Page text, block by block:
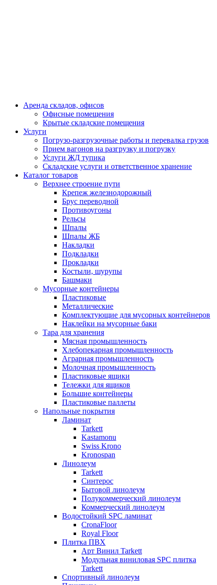
Аренда складов, офисов
Офисные помещения
Крытые складские помещения
Услуги
Погрузо-разгрузочные работы и перевалка грузов
Прием вагонов на разгрузку и погрузку
Услуги ЖД тупика
Складские услуги и ответственное хранение
Каталог товаров
Верхнее строение пути
Крепеж железнодорожный
Брус переводной
Противоугоны
Рельсы
Шпалы
Шпалы ЖБ
Накладки
Подкладки
Прокладки
Костыли, шурупы
Башмаки
Мусорные контейнеры
Пластиковые
Металлические
Комплектующие для мусорных контейнеров
Наклейки на мусорные баки
Тара для хранения
Мясная промышленность
Хлебопекарная промышленность
Аграрная промышленность
Молочная промышленность
Пластиковые ящики
Тележки для ящиков
Большие контейнеры
Пластиковые паллеты
Напольные покрытия
Ламинат
Tarkett
Kastamonu
Swiss Krono
Kronospan
Линолеум
Tarkett
Синтерос
Бытовой линолеум
Полукоммерческий линолеум
Коммерческий линолеум
Водостойкий SPC ламинат
CronaFloor
Royal Floor
Плитка ПВХ
Арт Винил Tarkett
Модульная виниловая SPC плитка
Tarkett
Спортивный линолеум